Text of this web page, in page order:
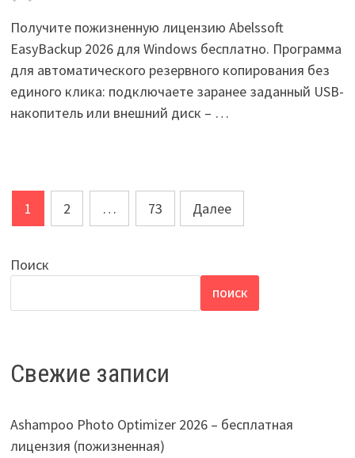
Получите пожизненную лицензию Abelssoft
EasyBackup 2026 для Windows бесплатно. Программа
для автоматического резервного копирования без
единого клика: подключаете заранее заданный USB-
накопитель или внешний диск – …
Пагинация
записей
1 2 … 73 Далее
Поиск
ПОИСК
Свежие записи
Ashampoo Photo Optimizer 2026 – бесплатная
лицензия (пожизненная)